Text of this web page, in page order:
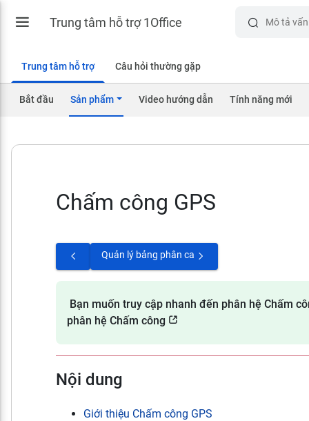
Trung tâm hỗ trợ 1Office
Trung tâm hỗ trợ Câu hỏi thường gặp
Bắt đầu Sản phẩm Video hướng dẫn Tính năng mới
Chấm công GPS
Quản lý bảng phân ca
Bạn muốn truy cập nhanh đến phân hệ Chấm
phân hệ Chấm công
Nội dung
Giới thiệu Chấm công GPS